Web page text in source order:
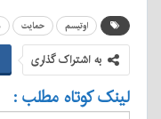
اوتیسم حمایت
به اشتراک گذاری
لینک کوتاه مطلب :